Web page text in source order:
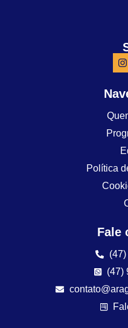
Política
Fale
(47)